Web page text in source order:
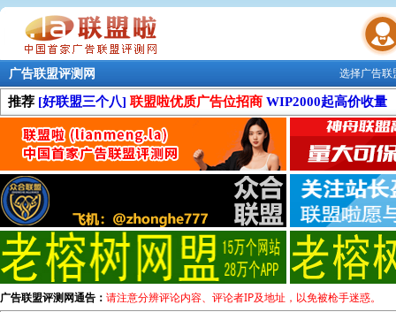
联盟学院
选择广告
广告联盟评测网
推荐 [好联盟三个八] 联盟啦优质广告位招商 WIP2000起高价收量
广告联盟评测网通告： 请注意分辨评论内容、评论者IP及地址，以免被枪手迷惑。